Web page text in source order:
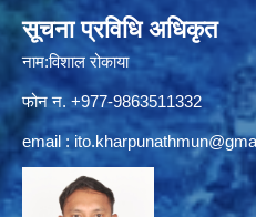
सूचना प्रविधि अधिकृत
नाम:विशाल रोकाया
फोन न. +977-9863511332
email :